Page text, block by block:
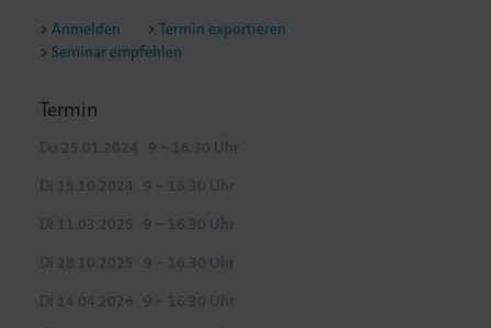
Anmelden
Termin exportieren
Seminar empfehlen
Termin
Do 25.01.2024
9 – 16.30 Uhr
Di 15.10.2024
9 – 16.30 Uhr
Di 11.03.2025
9 – 16.30 Uhr
Di 28.10.2025
9 – 16.30 Uhr
Di 14.04.2026
9 – 16.30 Uhr